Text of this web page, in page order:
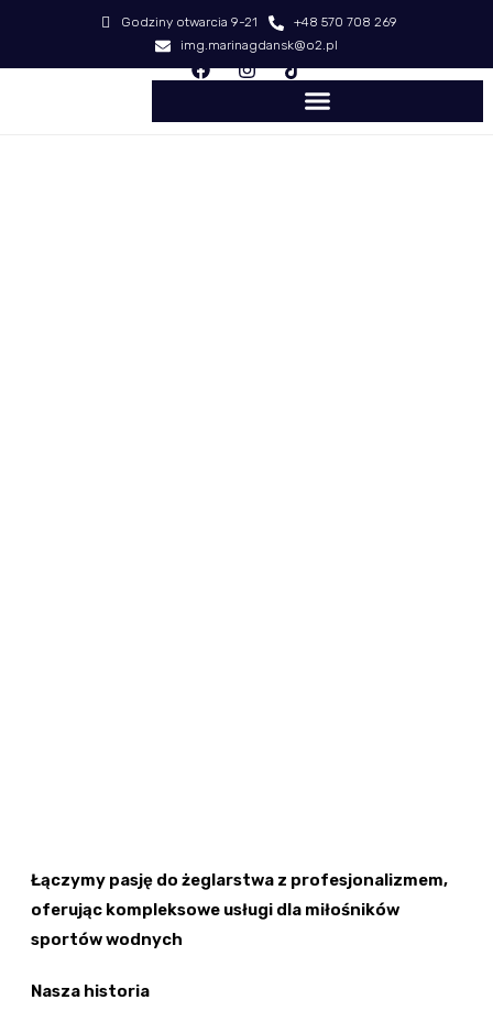
Godziny otwarcia 9-21
+48 570 708 269
img.marinagdansk@o2.pl
Łączymy pasję do żeglarstwa z profesjonalizmem,
oferując kompleksowe usługi dla miłośników
sportów wodnych
Nasza historia